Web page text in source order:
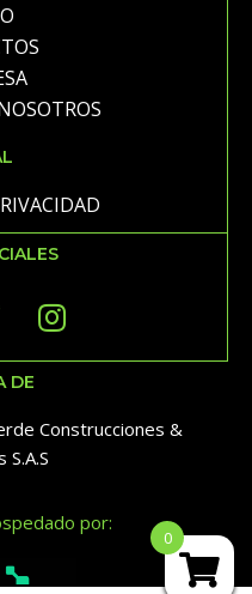
DE
Construcciones &
por:
0